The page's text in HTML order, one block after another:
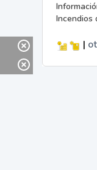
Incendios
|